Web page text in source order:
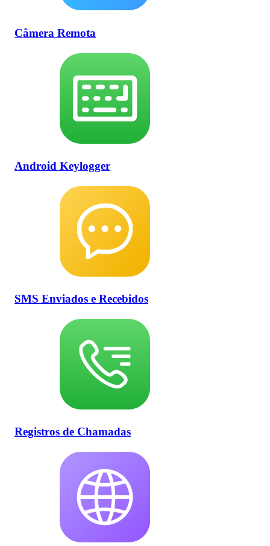
Câmera Remota
Android Keylogger
SMS Enviados e Recebidos
Registros de Chamadas